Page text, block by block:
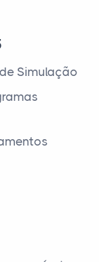
Simulação